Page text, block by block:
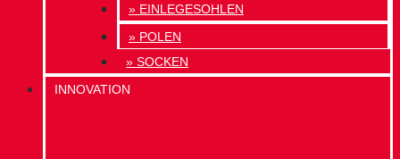
» EINLEGESOHLEN
» POLEN
» SOCKEN
INNOVATION